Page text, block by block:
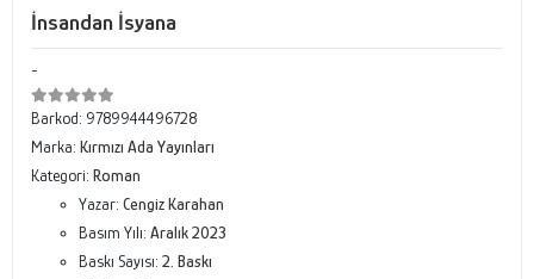
İnsandan İsyana
-
Barkod: 9789944496728
Marka: Kırmızı Ada Yayınları
Kategori: Roman
Yazar: Cengiz Karahan
Basım Yılı: Aralık 2023
Baskı Sayısı: 2. Baskı